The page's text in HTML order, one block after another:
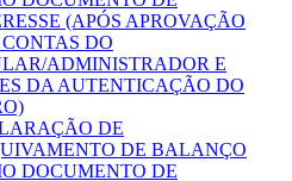
(APÓS APROVAÇÃO
DO
ADMINISTRADOR E
DA AUTENTICAÇÃO DO
DE
DE BALANÇO
DOCUMENTO DE